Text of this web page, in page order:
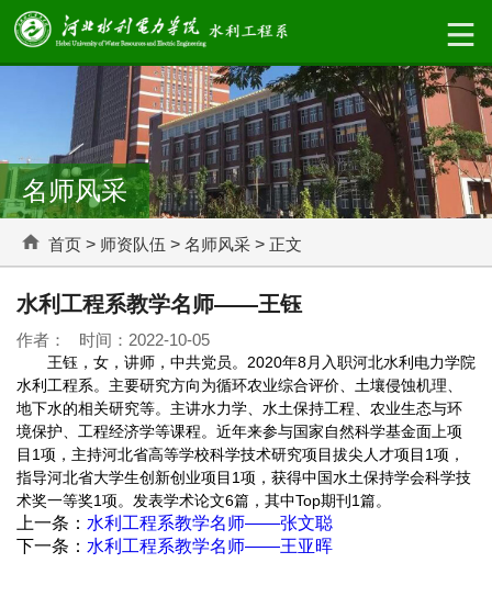
名师风采
首页 > 师资队伍 > 名师风采 > 正文
水利工程系教学名师——王钰
作者： 时间：2022-10-05
王钰，女，讲师，中共党员。2020年8月入职河北水利电力学院
水利工程系。主要研究方向为循环农业综合评价、土壤侵蚀机理、
地下水的相关研究等。主讲水力学、水土保持工程、农业生态与环
境保护、工程经济学等课程。近年来参与国家自然科学基金面上项
目1项，主持河北省高等学校科学技术研究项目拔尖人才项目1项，
指导河北省大学生创新创业项目1项，获得中国水土保持学会科学技
术奖一等奖1项。发表学术论文6篇，其中Top期刊1篇。
上一条： 水利工程系教学名师——张文聪
下一条： 水利工程系教学名师——王亚晖